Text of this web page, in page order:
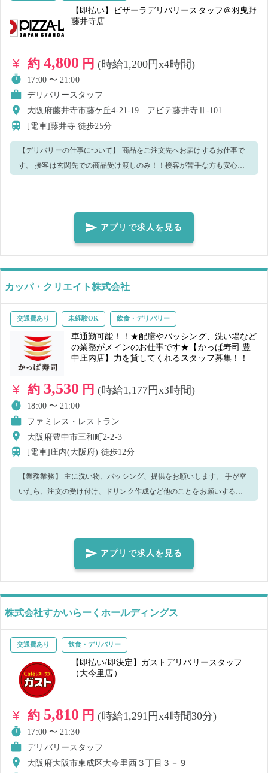
【即払い】ピザーラデリバリースタッフ＠羽曳野
藤井寺店
約 4,800 円(時給1,200円x4時間)
17:00 〜 21:00
デリバリースタッフ
大阪府藤井寺市藤ケ丘4-21-19 アビテ藤井寺Ⅱ-101
[電車]藤井寺徒歩25分
【デリバリーの仕事について】 商品をご注文先へお届けするお仕事で
す。 接客は玄関先での商品受け渡しのみ！！接客が苦手な方も安心し
イク・三輪ミニカー ※バイクの種類は選べません（※普通免許 or 原
付免許必須） ○経験者歓迎！ ○専門学生・大学生大歓迎です！
アプリで求人を見る
カッパ・クリエイト株式会社
交通費あり 未経験OK 飲食・デリバリー
車通勤可能！！★配膳やバッシング、洗い場など
の業務がメインのお仕事です★【かっぱ寿司 豊
中庄内店】力を貸してくれるスタッフ募集！！
約 3,530 円(時給1,177円x3時間)
18:00 〜 21:00
ファミレス・レストラン
大阪府豊中市三和町2-2-3
[電車]庄内(大阪府) 徒歩12分
【業務業務】 主に洗い物、バッシング、提供をお願いします。 手が空
いたら、注文の受け付け、ドリンク作成など他のことをお願いする場
にどんどん聞いてください。 優しく丁寧に教えますのでご安心くださ
い。 笑顔で元気よく楽しみながら仕事しましょう！ ◆飲食店就業未経
験でもOK！ ◆明るく笑顔で大きな声で働いていただける方大歓迎！
◆自ら率先してテキパキと動ける方大歓迎！
アプリで求人を見る
株式会社すかいらーくホールディングス
交通費あり 飲食・デリバリー
【即払い/即決定】ガストデリバリースタッフ
（大今里店）
約 5,810 円(時給1,291円x4時間30分)
17:00 〜 21:30
デリバリースタッフ
大阪府大阪市東成区大今里西３丁目３－９